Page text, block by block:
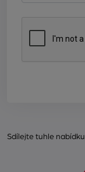
Sdílejte tuhle nabídku